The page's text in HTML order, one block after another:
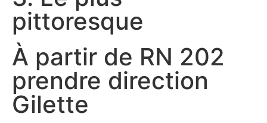
pittoresque
À partir de RN 202
prendre direction
Gilette